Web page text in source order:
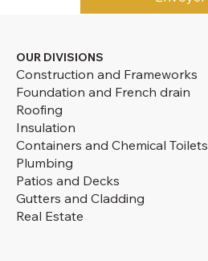
OUR DIVISIONS
Construction and Frameworks
Foundation and French drain
Roofing
Insulation
Containers and Chemical Toilets
Plumbing
Patios and Decks
Gutters and Cladding
Real Estate